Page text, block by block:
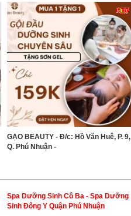
GẠO BEAUTY - Đ/c: Hồ Văn Huê, P. 9,
Q. Phú Nhuận -
Spa Dưỡng Sinh Cô Ba - Spa Dưỡng
Sinh Đông Y Quận Phú Nhuận